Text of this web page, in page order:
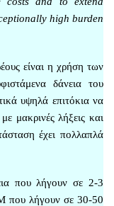
high burden
είναι η χρήση των
δάνεια του
υψηλά επιτόκια να
μακρινές λήξεις και
έχει πολλαπλά
που λήγουν σε 2-3
που λήγουν σε 30-50